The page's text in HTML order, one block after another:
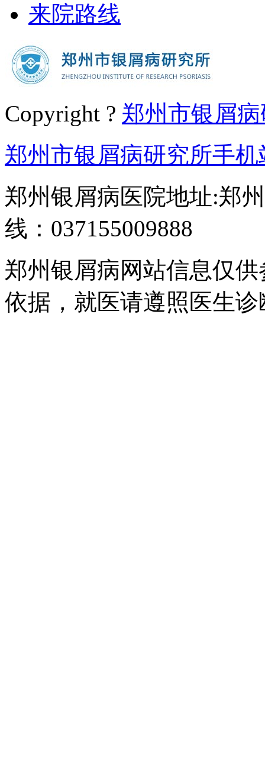
来院路线
Copyright ? 郑州市银屑
郑州市银屑病研究所手机
郑州银屑病医院地址:郑
线：037155009888
郑州银屑病网站信息仅
依据，就医请遵照医生诊